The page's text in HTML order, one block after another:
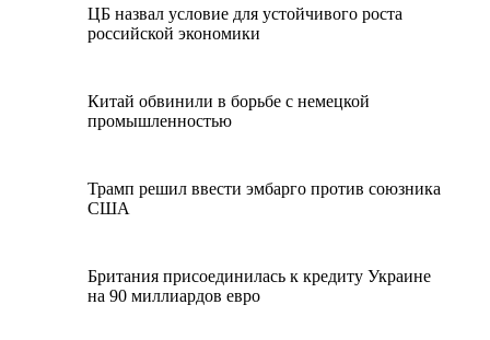
ЦБ назвал условие для устойчивого роста
российской экономики
Китай обвинили в борьбе с немецкой
промышленностью
Трамп решил ввести эмбарго против союзника
США
Британия присоединилась к кредиту Украине
на 90 миллиардов евро